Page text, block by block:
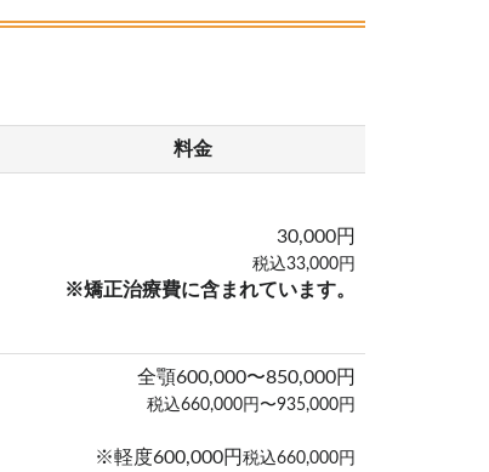
料金
30,000円
税込33,000円
※矯正治療費に含まれています。
全顎600,000〜850,000円
税込660,000円〜935,000円
※軽度600,000円 税込660,000円